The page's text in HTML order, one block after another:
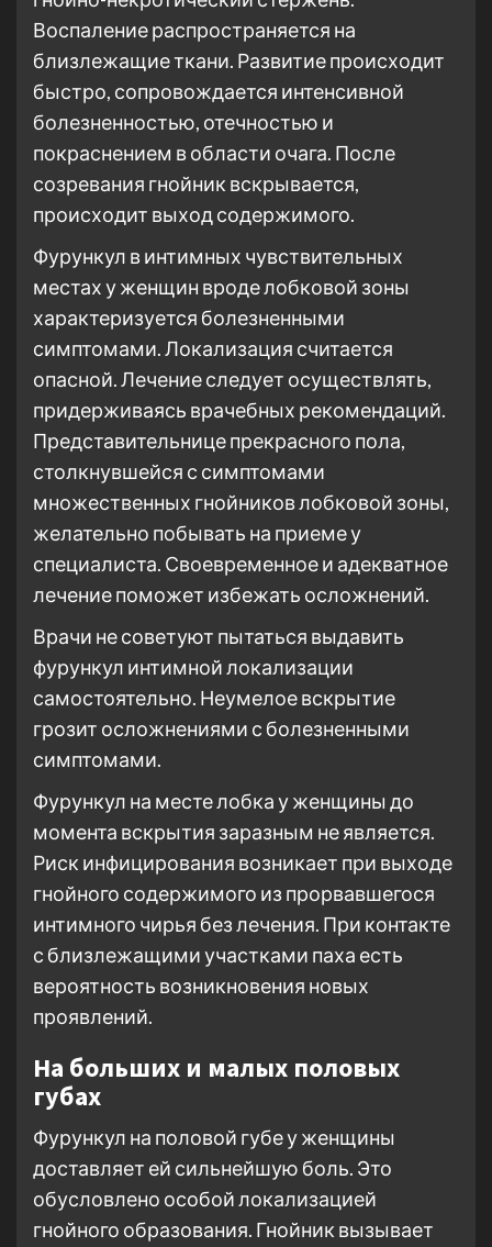
Воспаление распространяется на
близлежащие ткани. Развитие происходит
быстро, сопровождается интенсивной
болезненностью, отечностью и
покраснением в области очага. После
созревания гнойник вскрывается,
происходит выход содержимого.
Фурункул в интимных чувствительных
местах у женщин вроде лобковой зоны
характеризуется болезненными
симптомами. Локализация считается
опасной. Лечение следует осуществлять,
придерживаясь врачебных рекомендаций.
Представительнице прекрасного пола,
столкнувшейся с симптомами
множественных гнойников лобковой зоны,
желательно побывать на приеме у
специалиста. Своевременное и адекватное
лечение поможет избежать осложнений.
Врачи не советуют пытаться выдавить
фурункул интимной локализации
самостоятельно. Неумелое вскрытие
грозит осложнениями с болезненными
симптомами.
Фурункул на месте лобка у женщины до
момента вскрытия заразным не является.
Риск инфицирования возникает при выходе
гнойного содержимого из прорвавшегося
интимного чирья без лечения. При контакте
с близлежащими участками паха есть
вероятность возникновения новых
проявлений.
На больших и малых половых
губах
Фурункул на половой губе у женщины
доставляет ей сильнейшую боль. Это
обусловлено особой локализацией
гнойного образования. Гнойник вызывает